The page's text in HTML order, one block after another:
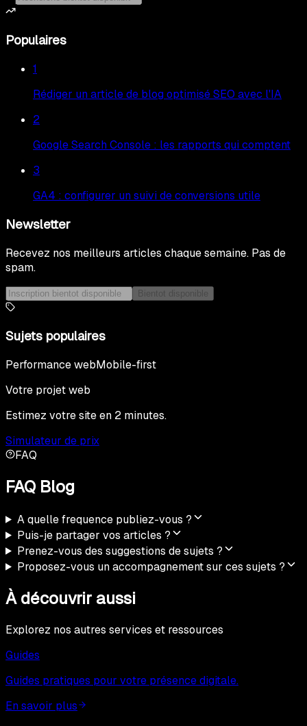
Populaires
1
Rédiger un article de blog optimisé SEO avec l'IA
2
Google Search Console : les rapports qui comptent
3
GA4 : configurer un suivi de conversions utile
Newsletter
Recevez nos meilleurs articles chaque semaine. Pas de
spam.
Bientot disponible
Sujets populaires
Performance webMobile-first
Votre projet web
Estimez votre site en 2 minutes.
Simulateur de prix
FAQ
FAQ Blog
A quelle frequence publiez-vous ?
Puis-je partager vos articles ?
Prenez-vous des suggestions de sujets ?
Proposez-vous un accompagnement sur ces sujets ?
À découvrir aussi
Explorez nos autres services et ressources
Guides
Guides pratiques pour votre présence digitale.
En savoir plus